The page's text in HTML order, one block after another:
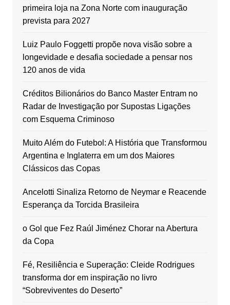
primeira loja na Zona Norte com inauguração
prevista para 2027
Luiz Paulo Foggetti propõe nova visão sobre a
longevidade e desafia sociedade a pensar nos
120 anos de vida
Créditos Bilionários do Banco Master Entram no
Radar de Investigação por Supostas Ligações
com Esquema Criminoso
Muito Além do Futebol: A História que Transformou
Argentina e Inglaterra em um dos Maiores
Clássicos das Copas
Ancelotti Sinaliza Retorno de Neymar e Reacende
Esperança da Torcida Brasileira
o Gol que Fez Raúl Jiménez Chorar na Abertura
da Copa
Fé, Resiliência e Superação: Cleide Rodrigues
transforma dor em inspiração no livro
“Sobreviventes do Deserto”